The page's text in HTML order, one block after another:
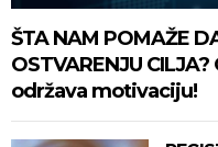
ŠTA NAM POMAŽE
OSTVARENJU
održava motivaciju!